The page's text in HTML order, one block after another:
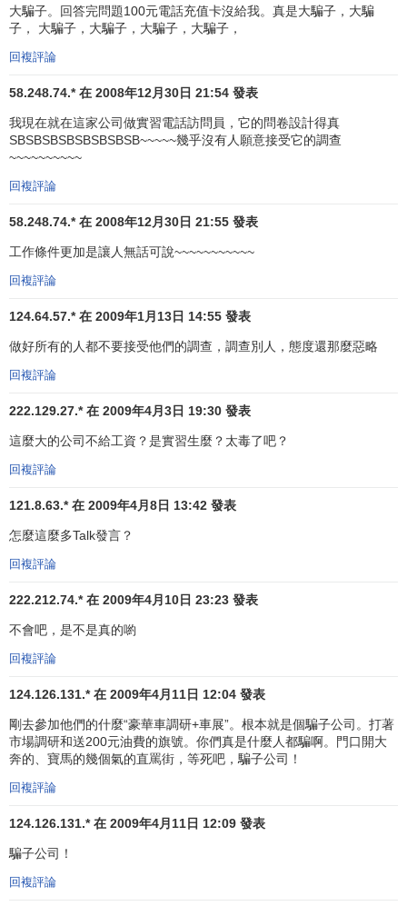
歐洲民意及市場研究協會（ESOMAR）會員
中國信息協會市場研究業分會（CMRA）“標準和規範
2001年，原廣東大通公司通過了ISO 9001認證，成為
最早獲得該認證的本土研究公司之一。
2004年，《成功營銷》雜誌發佈的25個最優秀的中國
2004-2005年，獲定量研究供應商銅獎；
2003-2004年，獲定量研究供應商銅獎；
DEMOSTRATION OF SIS”。
2000-2001年，獲大中華區定量研究代理評估第3名；
1999-2000年，獲大中華區 定性研究代理評估第2名；
獎
2002-2003年，獲
2000-2001年，獲最佳項目獎“THE BEST
益普索在中國服務範圍
益普索中國公司充分利用集團內先進的研究方法、技術
支持、培訓系統及數據採集的網路，結合本地研究專家對當
地市場的深刻理解和豐富的研究經驗，能夠為客戶發掘事實
動消費品，信息技術，通訊，醫葯， 汽車
售，地產等領域的
大騙子。回答完問題100元電話充值卡沒給我。真是大騙子，大騙
子， 大騙子，大騙子，大騙子，大騙子，
回複評論
58.248.74.* 在 2008年12月30日 21:54 發表
我現在就在這家公司做實習電話訪問員，它的問卷設計得真
SBSBSBSBSBSBSBSB~~~~~幾乎沒有人願意接受它的調查
~~~~~~~~~~
回複評論
58.248.74.* 在 2008年12月30日 21:55 發表
工作條件更加是讓人無話可說~~~~~~~~~~~
回複評論
124.64.57.* 在 2009年1月13日 14:55 發表
做好所有的人都不要接受他們的調查，調查別人，態度還那麼惡略
回複評論
222.129.27.* 在 2009年4月3日 19:30 發表
這麼大的公司不給工資？是實習生麼？太毒了吧？
回複評論
121.8.63.* 在 2009年4月8日 13:42 發表
怎麼這麼多Talk發言？
回複評論
222.212.74.* 在 2009年4月10日 23:23 發表
不會吧，是不是真的喲
回複評論
124.126.131.* 在 2009年4月11日 12:04 發表
剛去參加他們的什麼“豪華車調研+車展”。根本就是個騙子公司。打著
市場調研和送200元油費的旗號。你們真是什麼人都騙啊。門口開大
奔的、寶馬的幾個氣的直罵街，等死吧，騙子公司！
回複評論
124.126.131.* 在 2009年4月11日 12:09 發表
騙子公司！
回複評論